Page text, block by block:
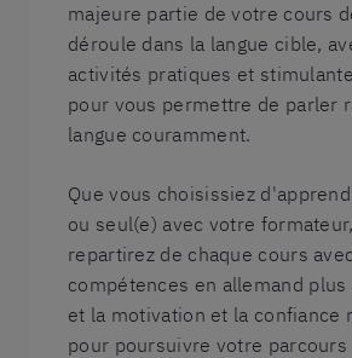
majeure partie de votre cours
déroule dans la langue cible,
activités pratiques et
pour vous permettre de parler
langue couramment.
Que vous choisissiez
ou seul(e) avec votre
repartirez de chaque cours
compétences en allemand
et la motivation et la confiance
pour poursuivre votre parcours